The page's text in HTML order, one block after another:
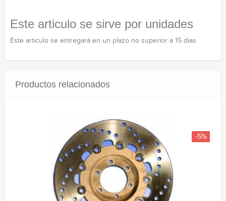
Este articulo se sirve por unidades
Este articulo se entregará en un plazo no superior a 15 dias
Productos relacionados
-5%